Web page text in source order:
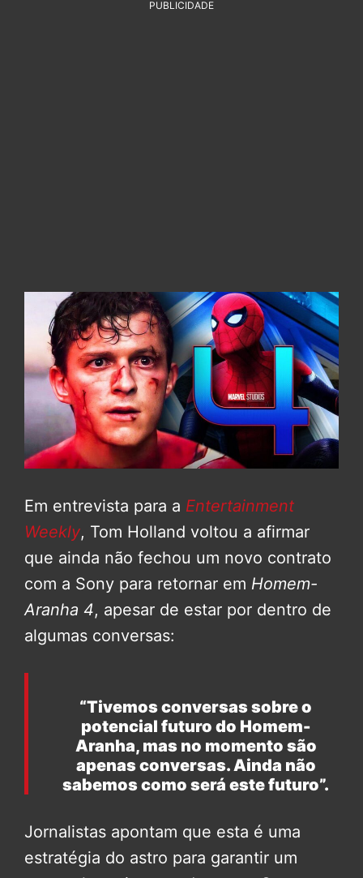
PUBLICIDADE
Em entrevista para a Entertainment
Weekly, Tom Holland voltou a afirmar
que ainda não fechou um novo contrato
com a Sony para retornar em Homem-
Aranha 4, apesar de estar por dentro de
algumas conversas:
“Tivemos conversas sobre o
potencial futuro do Homem-
Aranha, mas no momento são
apenas conversas. Ainda não
sabemos como será este futuro”.
Jornalistas apontam que esta é uma
estratégia do astro para garantir um